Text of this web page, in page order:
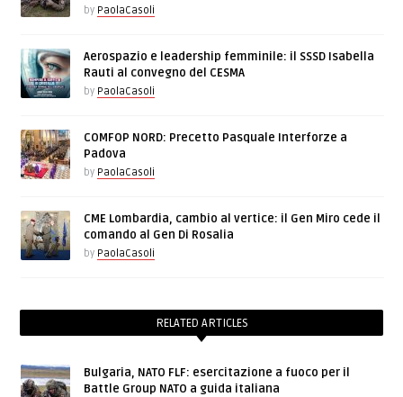
by PaolaCasoli
Aerospazio e leadership femminile: il SSSD Isabella
Rauti al convegno del CESMA
by PaolaCasoli
COMFOP NORD: Precetto Pasquale Interforze a
Padova
by PaolaCasoli
CME Lombardia, cambio al vertice: il Gen Miro cede il
comando al Gen Di Rosalia
by PaolaCasoli
RELATED ARTICLES
Bulgaria, NATO FLF: esercitazione a fuoco per il
Battle Group NATO a guida italiana